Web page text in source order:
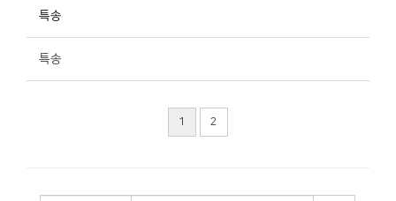
특송
특송
1 2